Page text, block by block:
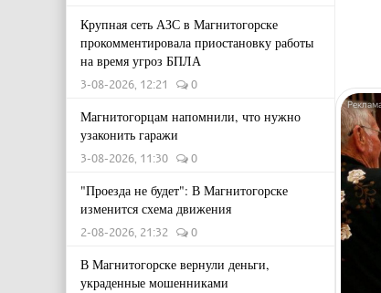
Крупная сеть АЗС в Магнитогорске
прокомментировала приостановку работы
на время угроз БПЛА
3-08-2026, 12:21 0
Магнитогорцам напомнили, что нужно
узаконить гаражи
3-08-2026, 11:30 0
"Проезда не будет": В Магнитогорске
изменится схема движения
2-08-2026, 21:32 0
В Магнитогорске вернули деньги,
украденные мошенниками